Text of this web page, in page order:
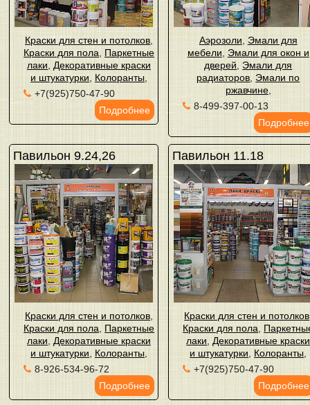
Краски для стен и потолков
Краски для пола
Паркетные
лаки
Декоративные краски
и штукатурки
Колоранты
+7(925)750-47-90
Подробнее
Аэрозоли
Эмали для
мебели
Эмали для окон и
дверей ,Эмали для
радиаторов ,Эмали по
ржавчине,
8-499-397-00-13
Подробнее
Павильон 9.24,26
Краски для стен и потолков
Краски для пола
Паркетные
лаки
Декоративные краски
и штукатурки
Колоранты
8-926-534-96-72
Подробнее
Павильон 11.18
Краски для стен и потолков
Краски для пола
лаки
Декоративные краски
и штукатурки
Колоранты
+7(925)750-47-90
Подробнее